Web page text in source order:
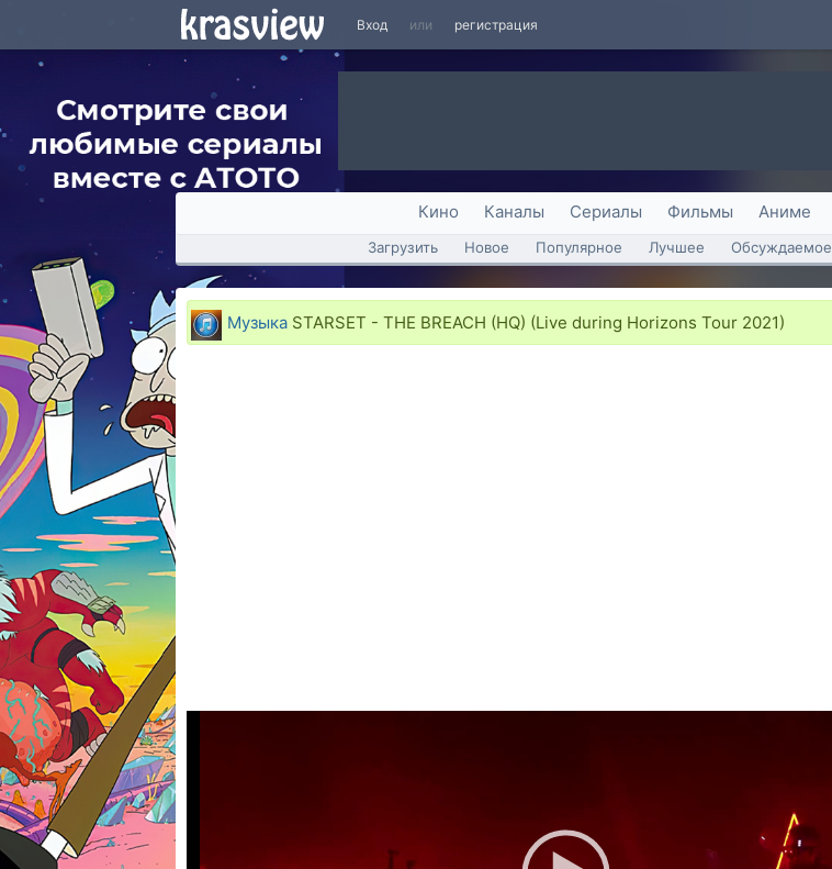
Вход или регистрация
Кино Каналы Сериалы Фильмы Аниме
Загрузить Новое Популярное Лучшее Обсуждаемое
Музыка STARSET - THE BREACH (HQ) (Live during Horizons Tour 2021)